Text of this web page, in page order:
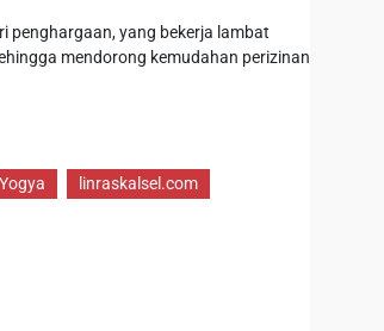
penghargaan, yang bekerja lambat
mendorong kemudahan perizinan
Yogya linraskalsel.com